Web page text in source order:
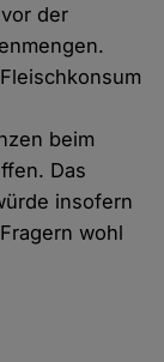
der
beim
Das
insofern
wohl